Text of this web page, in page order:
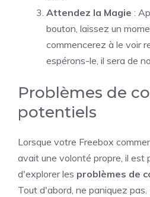
Attendez la Magie :
bouton, laissez un
commencerez à le voir
espérons-le, il sera de
Problèmes de
potentiels
Lorsque votre Freebox
avait une volonté propre, il est
d'explorer les problèmes de
Tout d'abord, ne paniquez